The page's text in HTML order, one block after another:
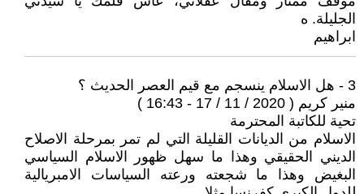
الجليلة. ه
ابراهيم
3 - هل الاسلام ينسجم مع قيم العصر الحديث ؟
منير كريم ( 2020 / 11 / 17 - 16:43 )
تحية للكاتبة المحترمة
الاسلام من الديانات القليلة التي لم تمر بمرحلة الاصلاح
الديني الحقيقي وهذا ما سهل ظهور الاسلام السياسي
البغيض وهذا ما شجعته ورعته السياسات الامبريالية